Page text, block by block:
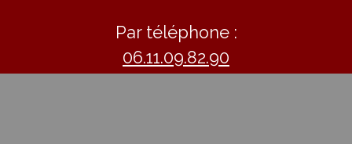
Par téléphone :
06.11.09.82.90